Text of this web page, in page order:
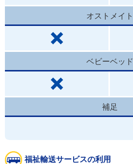
オストメイト
ベビーベッド
補足
福祉輸送サービスの利用